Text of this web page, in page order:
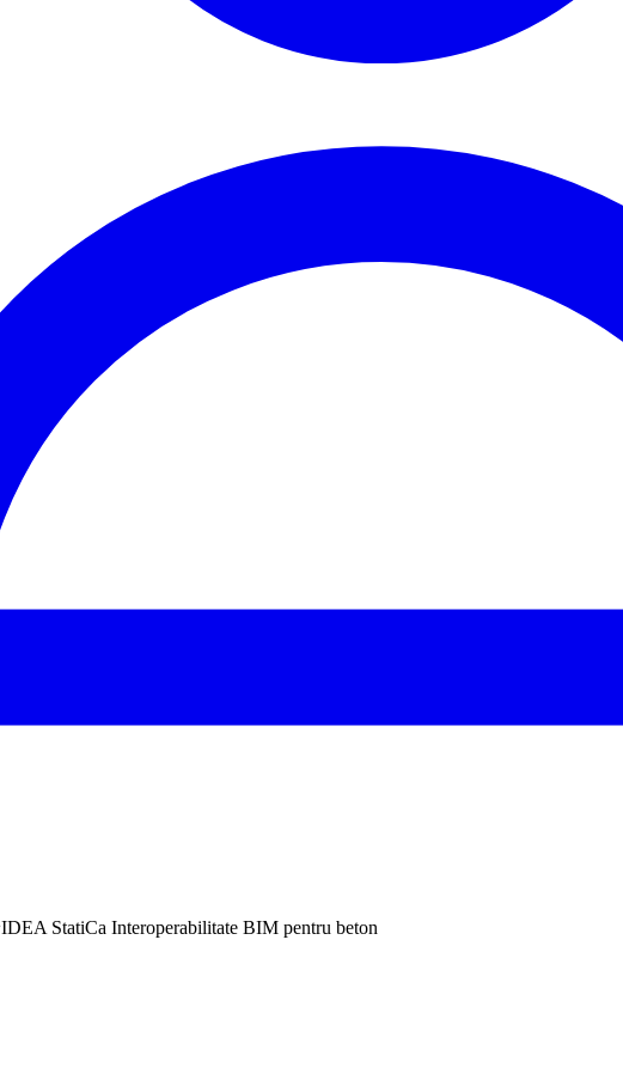
IDEA StatiCa Interoperabilitate BIM pentru beton